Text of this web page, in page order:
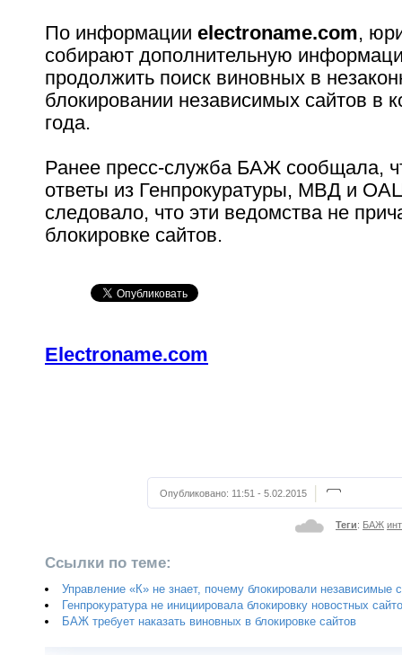
По информации electroname.com,
собирают дополнительную
продолжить поиск виновных в
блокировании независимых сайтов в
года.
Ранее пресс-служба БАЖ сообщала,
ответы из Генпрокуратуры, МВД и
следовало, что эти ведомства не
блокировке сайтов.
Electroname.com
Опубликовано: 11:51 - 5.02.2015
Теги: БАЖ
Ссылки по теме:
Управление «К» не знает, почему блокировали независимые
Генпрокуратура не инициировала блокировку новостных
БАЖ требует наказать виновных в блокировке сайтов